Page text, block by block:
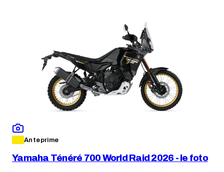
Anteprime
Yamaha Ténéré 700 World Raid 2026 - le foto